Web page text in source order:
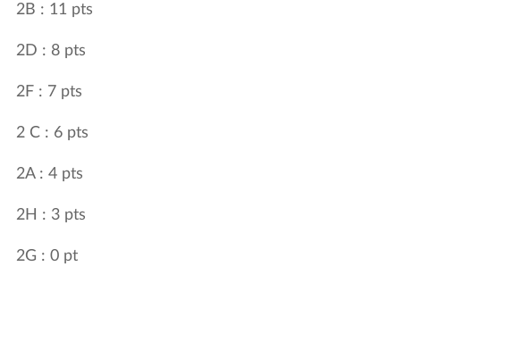
2B : 11 pts
2D : 8 pts
2F : 7 pts
2 C : 6 pts
2A : 4 pts
2H : 3 pts
2G : 0 pt